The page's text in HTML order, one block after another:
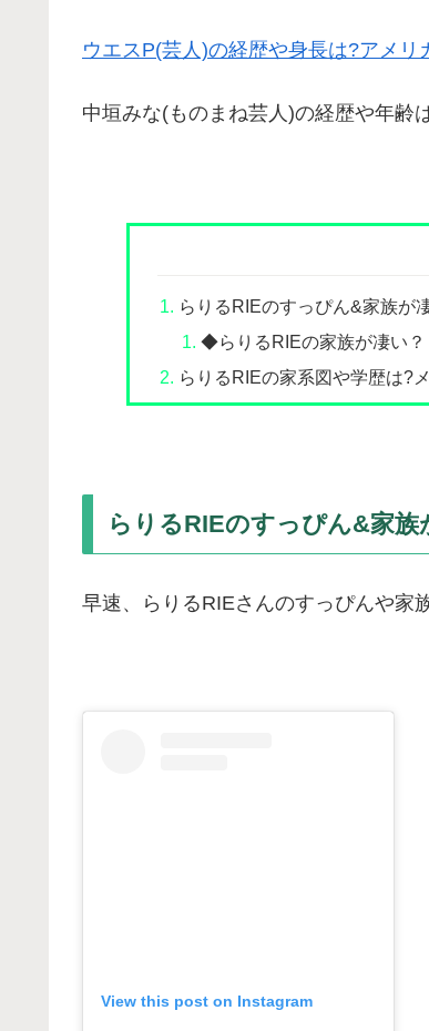
ウエスP(芸人)の経歴や身長は?アメ
中垣みな(ものまね芸人)の経歴や年齢
らりるRIEのすっぴん&家族が
◆らりるRIEの家族が凄い？
らりるRIEの家系図や学歴は?
らりるRIEのすっぴん&家族
早速、らりるRIEさんのすっぴんや家
View this post on Instagram